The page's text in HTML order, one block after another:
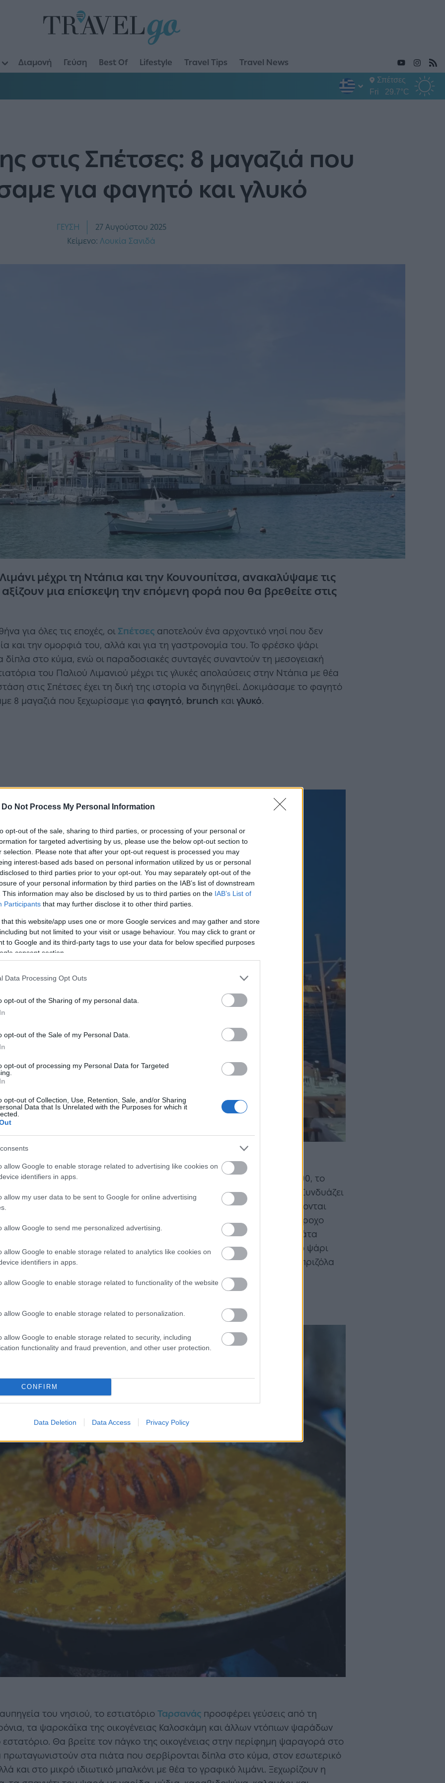
Do Not Process My Personal Information
opt-out of the sale, sharing to third parties, or processing of your personal or
for targeted advertising by us, please use the below opt-out section to
selection. Please note that after your opt-out request is processed you may
interest-based ads based on personal information utilized by us or personal
to third parties prior to your opt-out. You may separately opt-out of the
of your personal information by third parties on the IAB’s list of downstream
This information may also be disclosed by us to third parties on the IAB’s List of
Participants that may further disclose it to other third parties.
that this website/app uses one or more Google services and may gather and store
but not limited to your visit or usage behaviour. You may click to grant or
to Google and its third-party tags to use your data for below specified purposes
consent section.
Data Processing Opt Outs
opt-out of the Sharing of my personal data.
opt-out of the Sale of my Personal Data.
opt-out of processing my Personal Data for Targeted
opt-out of Collection, Use, Retention, Sale, and/or Sharing
Data that Is Unrelated with the Purposes for which it
allow Google to enable storage related to advertising like cookies on
identifiers in apps.
allow my user data to be sent to Google for online advertising
allow Google to send me personalized advertising.
allow Google to enable storage related to analytics like cookies on
identifiers in apps.
allow Google to enable storage related to functionality of the website
allow Google to enable storage related to personalization.
allow Google to enable storage related to security, including
functionality and fraud prevention, and other user protection.
CONFIRM
Data Deletion Data Access Privacy Policy
Διαμονή Γεύση Best Of Lifestyle Travel Tips Travel News
Σπέτσες
Fri
29.7°C
στις Σπέτσες: 8 μαγαζιά που
για φαγητό και γλυκό
ΓΕΥΣΗ
27 Αυγούστου 2025
Κείμενο: Λουκία Σανιδά
μέχρι τη Ντάπια και την Κουνουπίτσα, ανακαλύψαμε τις
μια επίσκεψη την επόμενη φορά που θα βρεθείτε στις
για όλες τις εποχές, οι Σπέτσες αποτελούν ένα αρχοντικό νησί που δεν
και την ομορφιά του, αλλά και για τη γαστρονομία του. Το φρέσκο ψάρι
δίπλα στο κύμα, ενώ οι παραδοσιακές συνταγές συναντούν τη μεσογειακή
του Παλιού Λιμανιού μέχρι τις γλυκές απολαύσεις στην Ντάπια με θέα
στις Σπέτσες έχει τη δική της ιστορία να διηγηθεί. Δοκιμάσαμε το φαγητό
8 μαγαζιά που ξεχωρίσαμε για φαγητό, brunch καιγλυκό.
ιστορικά κτίσματα του Παλιού Λιμανιού, σε ένα ελαιοτριβείο του 1800, το
εδώ και περίπου 30 χρόνια υπό τη διεύθυνση του Γιώργου Κιούση. Συνδυάζει
φιλοξενία με ελληνικές και μεσογειακές γεύσεις και τα πιάτα βασίζονται
ύλες. Τα τραπέζια του εστιατορίου απλώνονται αρμονικά σε έναν υπέροχο
Σπετσών και θέα στο απέραντο γαλάζιο. Δοκιμάστε μελιτζανοσαλάτα
σουσάμι και θυμαρίσιο μέλι, σαλάτα καβούρι και φρέσκο ψάρι
από θαλασσινά, στο μενού υπάρχουν και εκλεκτά κρεατικά όπως η μπριζόλα
του νησιού, το εστιατόριο Ταρσανάς προσφέρει γεύσεις από τη
τα ψαροκάϊκα της οικογένειας Καλοσκάμη και άλλων ντόπιων ψαράδων
Θα βρείτε τον πάγκο της οικογένειας στην περίφημη ψαραγορά στο
πρωταγωνιστούν στα πιάτα που σερβίρονται δίπλα στο κύμα, στον εσωτερικό
και στο μικρό ιδιωτικό μπαλκόνι με θέα το γραφικό λιμάνι. Ξεχωρίζουν η